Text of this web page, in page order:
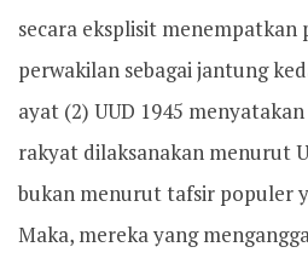
secara eksplisit
perwakilan sebagai jantung
ayat (2) UUD 1945
rakyat dilaksanakan menurut
bukan menurut tafsir populer
Maka, mereka yang